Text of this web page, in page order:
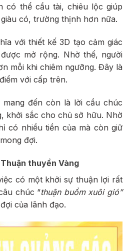
có thể cầu tài, chiêu lộc giúp
có, trường thịnh hơn nữa.
với thiết kế 3D tạo cảm giác
mở rộng. Nhờ thế, người
mỗi khi chiêm ngưỡng. Đây là
với cấp trên.
đến còn là lời cầu chúc
khởi sắc cho chủ sở hữu. Nhờ
có nhiều tiền của mà còn giữ
đợi.
thuyền Vàng
có một khởi sự thuận lợi rất
chúc “thuận buồm xuôi gió”
của lãnh đạo.